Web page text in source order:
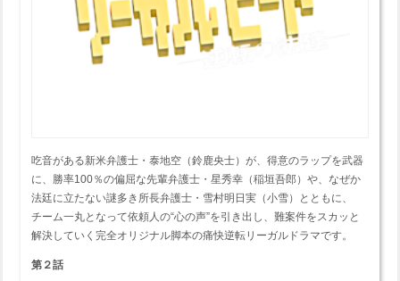
吃音がある新米弁護士・泰地空（鈴鹿央士）が、得意のラップを武器
に、勝率100％の偏屈な先輩弁護士・星秀幸（稲垣吾郎）や、なぜか
法廷に立たない謎多き所長弁護士・雪村明日実（小雪）とともに、
チーム一丸となって依頼人の“心の声”を引き出し、難案件をスカッと
解決していく完全オリジナル脚本の痛快逆転リーガルドラマです。
第２話